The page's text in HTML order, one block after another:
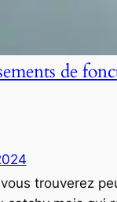
de
trouverez